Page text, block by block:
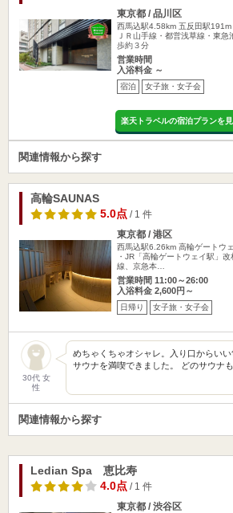
東京都 / 品川区
西馬込駅4.58km 五反田駅191m
ＪＲ山手線・都営浅草線・東
歩約３分
営業時間
入浴料金 ～
宿泊 女子旅・女子会
楽天トラベルの宿泊プランを
関連情報から探す
高輪SAUNAS
5.0点/ 1 件
東京都 / 港区
西馬込駅6.26km 高輪ゲートウ
・JR「高輪ゲートウェイ駅」
線、京急本…
営業時間 11:00～26:00
入浴料金 2,600円～
日帰り 女子旅・女子会
30代 女
性
めちゃくちゃオシャレ。入り口からいい
サウナを満喫できました。 どのサウナ
関連情報から探す
Ledian Spa 恵比寿
4.0点/ 1 件
東京都 / 渋谷区